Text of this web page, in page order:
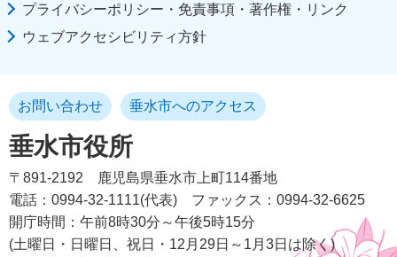
プライバシーポリシー・免責事項・著作権・リンク
ウェブアクセシビリティ方針
垂水市役所
お問い合わせ 垂水市へのアクセス
〒891-2192
鹿児島県垂水市上町114番地
電話：0994-32-1111(代表)
ファックス：0994-32-6625
開庁時間：午前8時30分～午後5時15分
(土曜日・日曜日、祝日・12月29日～1月3日は除く)